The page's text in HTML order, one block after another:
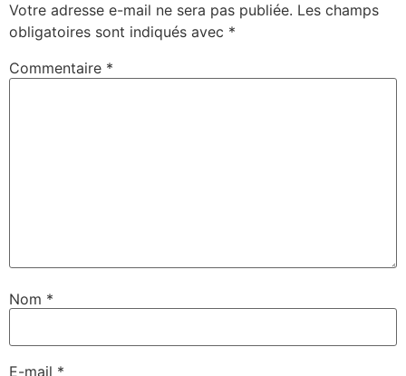
Votre adresse e-mail ne sera pas publiée. Les champs
obligatoires sont indiqués avec *
Commentaire *
Nom *
E-mail *